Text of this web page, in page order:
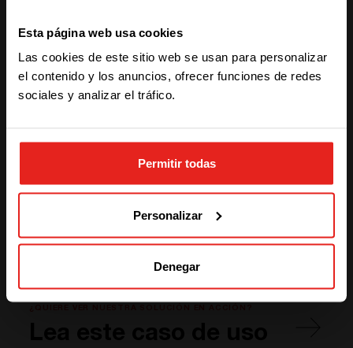
Esta página web usa cookies
Las cookies de este sitio web se usan para personalizar
el contenido y los anuncios, ofrecer funciones de redes
sociales y analizar el tráfico.
Permitir todas
Personalizar
Denegar
gama Flexa ofrece una
que van desde 20 kW a 640 kW, protección industrial
from another region. Please choose
one of the options
SOLUTIONS (NORTH AMERICA)